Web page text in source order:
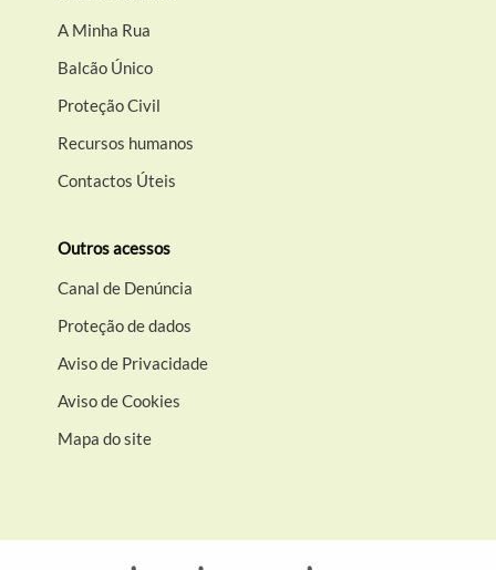
A Minha Rua
Balcão Único
Proteção Civil
Recursos humanos
Contactos Úteis
Outros acessos
Canal de Denúncia
Proteção de dados
Aviso de Privacidade
Aviso de Cookies
Mapa do site